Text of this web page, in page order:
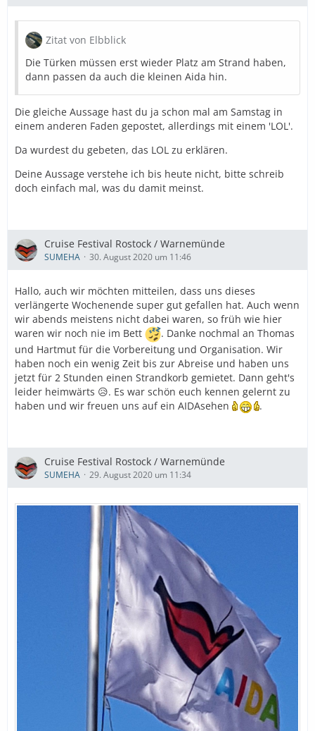
Zitat von Elbblick
Die Türken müssen erst wieder Platz am Strand haben,
dann passen da auch die kleinen Aida hin.
Die gleiche Aussage hast du ja schon mal am Samstag in
einem anderen Faden gepostet, allerdings mit einem 'LOL'.
Da wurdest du gebeten, das LOL zu erklären.
Deine Aussage verstehe ich bis heute nicht, bitte schreib
doch einfach mal, was du damit meinst.
Cruise Festival Rostock / Warnemünde
SUMEHA 30. August 2020 um 11:46
Hallo, auch wir möchten mitteilen, dass uns dieses
verlängerte Wochenende super gut gefallen hat. Auch wenn
wir abends meistens nicht dabei waren, so früh wie hier
waren wir noch nie im Bett
. Danke nochmal an Thomas
und Hartmut für die Vorbereitung und Organisation. Wir
haben noch ein wenig Zeit bis zur Abreise und haben uns
jetzt für 2 Stunden einen Strandkorb gemietet. Dann geht's
leider heimwärts 😥. Es war schön euch kennen gelernt zu
haben und wir freuen uns auf ein AIDAsehen
.
Cruise Festival Rostock / Warnemünde
SUMEHA 29. August 2020 um 11:34